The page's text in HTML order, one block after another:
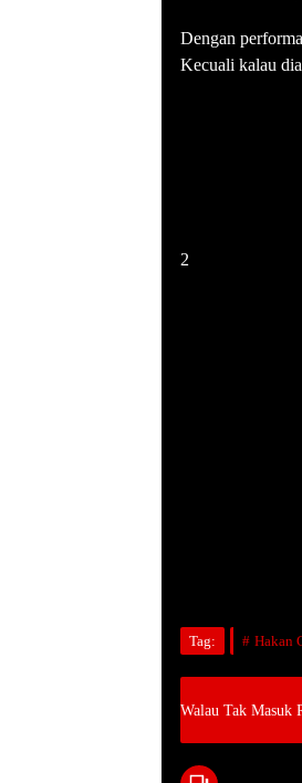
Dengan
Kecuali kalau
2
Tag: Hakan
Walau Tak Masuk